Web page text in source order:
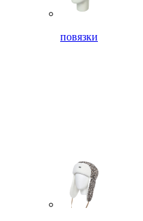
повязки